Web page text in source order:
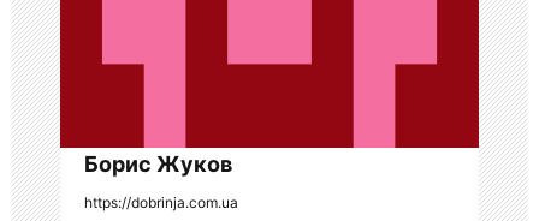
а
п
и
с
я
Борис Жуков
https://dobrinja.com.ua